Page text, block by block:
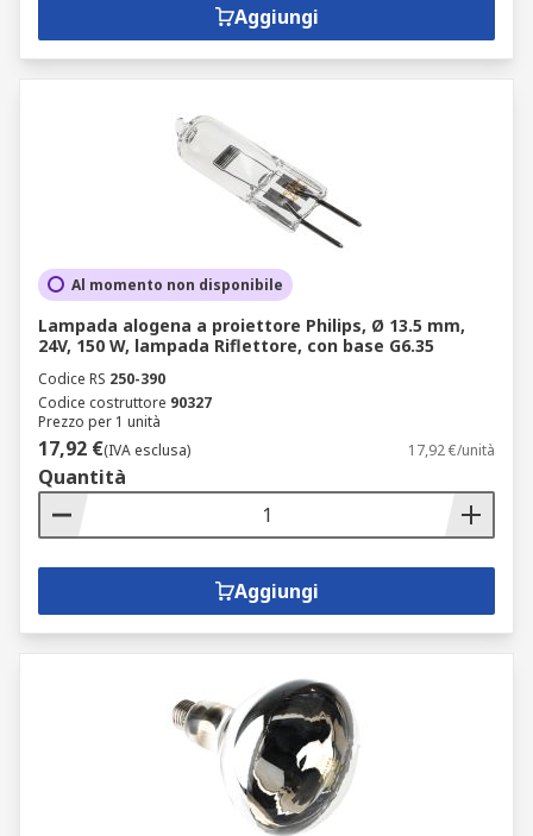
Aggiungi
Al momento non disponibile
Lampada alogena a proiettore Philips, Ø 13.5 mm,
24V, 150 W, lampada Riflettore, con base G6.35
Codice RS 250-390
Codice costruttore 90327
Prezzo per 1 unità
17,92 €(IVA esclusa) 17,92 €/unità
Quantità
Aggiungi